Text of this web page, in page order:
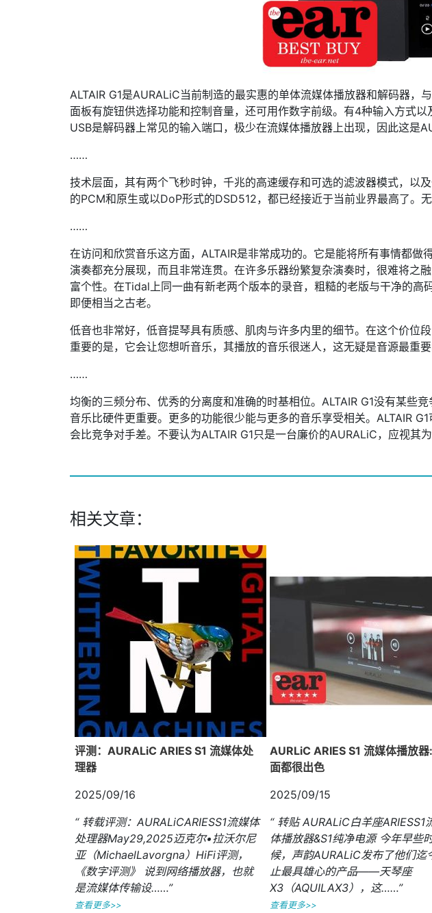
ALTAIR G1是AURALiC当前制造的最实惠的单体流媒体播放器和解码器，
面板有旋钮供选择功能和控制音量，还可用作数字前级。有4种输入方式
USB是解码器上常见的输入端口，极少在流媒体播放器上出现，因此这是
……
技术层面，其有两个飞秒时钟，千兆的高速缓存和可选的滤波器模式，
的PCM和原生或以DoP形式的DSD512，都已经接近于当前业界最高了。
……
在访问和欣赏音乐这方面，ALTAIR是非常成功的。它是能将所有事情都
演奏都充分展现，而且非常连贯。在许多乐器纷繁复杂演奏时，很难将之
富个性。在Tidal上同一曲有新老两个版本的录音，粗糙的老版与干净的高
即便相当之古老。
低音也非常好，低音提琴具有质感、肌肉与许多内里的细节。在这个价位
重要的是，它会让您想听音乐，其播放的音乐很迷人，这无疑是音源最重
……
均衡的三频分布、优秀的分离度和准确的时基相位。ALTAIR G1没有某些
音乐比硬件更重要。更多的功能很少能与更多的音乐享受相关。ALTAIR
会比竞争对手差。不要认为ALTAIR G1只是一台廉价的AURALiC，应视其
相关文章：
评测：AURALiC ARIES S1 流媒体处
理器
2025/09/16
“ 转载评测：AURALiCARIESS1流媒体
处理器May29,2025迈克尔•拉沃尔尼
亚（MichaelLavorgna）HiFi评测，
《数字评测》 说到网络播放器，也就
是流媒体传输设……”
查看更多>>
AURLiC ARIES S1 流媒体播放
面都很出色
2025/09/15
“ 转贴 AURALiC白羊座ARIESS1
体播放器&S1纯净电源 今年早些
候，声韵AURALiC发布了他们迄
止最具雄心的产品——天琴座
X3（AQUILAX3），这……”
查看更多>>